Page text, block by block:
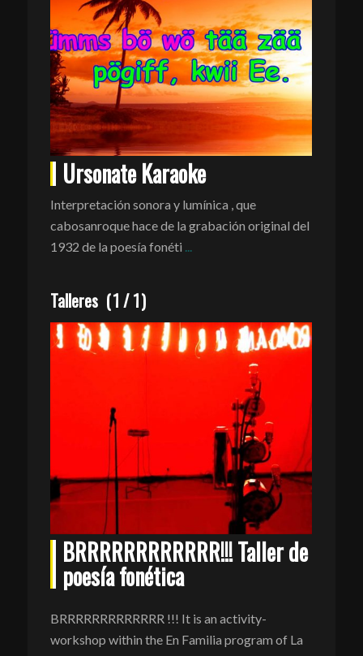
Ursonate Karaoke
Interpretación sonora y lumínica , que
cabosanroque hace de la grabación original del
1932 de la poesía fonéti
Talleres (1 /1)
BRRRRRRRRRRRR!!! Taller de
poesía fonética
BRRRRRRRRRRRRR !!! It is an activity-
workshop within the En Familia program of La